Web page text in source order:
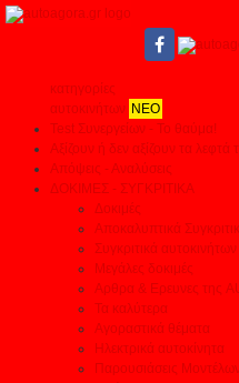
κατηγορίες
αυτοκινήτων ΝΕΟ
Test Συνεργείων - Το θαύμα!
Αξίζουν ή δεν αξίζουν τα λεφτά
Απόψεις - Αναλύσεις
ΔΟΚΙΜΕΣ - ΣΥΓΚΡΙΤΙΚΑ
Δοκιμές
Αποκαλυπτικά
Συγκριτικά αυτοκινήτων
Μεγάλες δοκιμές
Αρθρα & Ερευνες της
Τα καλύτερα
Αγοραστικά θέματα
Ηλεκτρικά αυτοκίνητα
Παρουσιάσεις Μοντέλων